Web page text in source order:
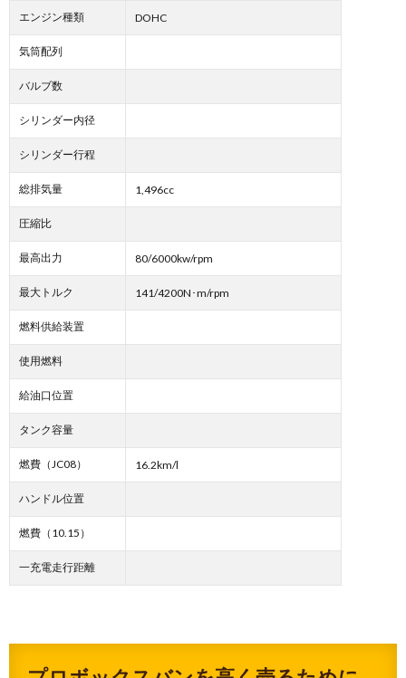
エンジン種類 DOHC
気筒配列
バルブ数
シリンダー内径
シリンダー行程
総排気量 1,496cc
圧縮比
最高出力 80/6000kw/rpm
最大トルク 141/4200N･m/rpm
燃料供給装置
使用燃料
給油口位置
タンク容量
燃費（JC08） 16.2km/l
ハンドル位置
燃費（10.15）
一充電走行距離